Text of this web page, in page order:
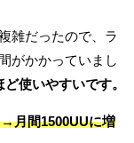
雑だったので、ラ
がかかっていまし
使いやすいです。
月間1500UUに増